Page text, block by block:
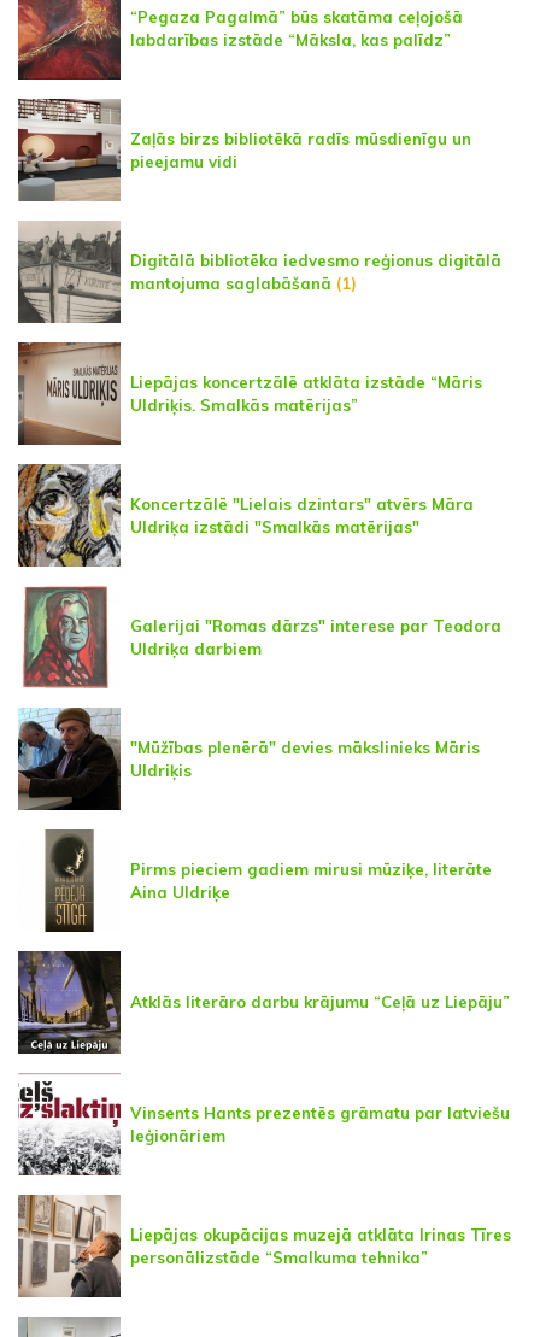
“Pegaza Pagalmā” būs skatāma ceļojošā
labdarības izstāde “Māksla, kas palīdz”
Zaļās birzs bibliotēkā radīs mūsdienīgu un
pieejamu vidi
Digitālā bibliotēka iedvesmo reģionus digitālā
mantojuma saglabāšanā (1)
Liepājas koncertzālē atklāta izstāde “Māris
Uldriķis. Smalkās matērijas”
Koncertzālē "Lielais dzintars" atvērs Māra
Uldriķa izstādi "Smalkās matērijas"
Galerijai "Romas dārzs" interese par Teodora
Uldriķa darbiem
"Mūžības plenērā" devies mākslinieks Māris
Uldriķis
Pirms pieciem gadiem mirusi mūziķe, literāte
Aina Uldriķe
Atklās literāro darbu krājumu “Ceļā uz Liepāju”
Vinsents Hants prezentēs grāmatu par latviešu
leģionāriem
Liepājas okupācijas muzejā atklāta Irinas Tīres
personālizstāde “Smalkuma tehnika”